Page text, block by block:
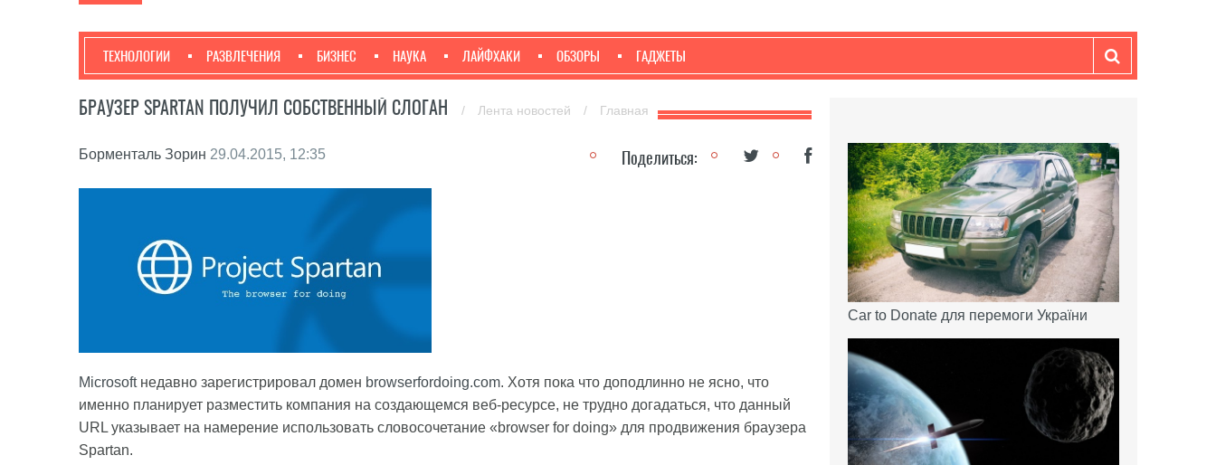
ТЕХНОЛОГИИ РАЗВЛЕЧЕНИЯ БИЗНЕС НАУКА ЛАЙФХАКИ ОБЗОРЫ ГАДЖЕТЫ
БРАУЗЕР SPARTAN ПОЛУЧИЛ СОБСТВЕННЫЙ СЛОГАН / Лента новостей / Главная
Борменталь Зорин 29.04.2015, 12:35 Поделиться:
Microsoftнедавно зарегистрировал домен browserfordoing.com. Хотя пока что доподлинно не ясно, что
именно планирует разместить компания на создающемся веб-ресурсе, не трудно догадаться, что данный
URL указывает на намерение использовать словосочетание «browser for doing» для продвижения браузера
Spartan.
Car to Donate для перемоги України